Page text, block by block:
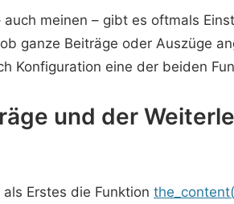
auch meinen – gibt es oftmals
ganze Beiträge oder Auszüge
Konfiguration eine der beiden
und der
Erstes die Funktion